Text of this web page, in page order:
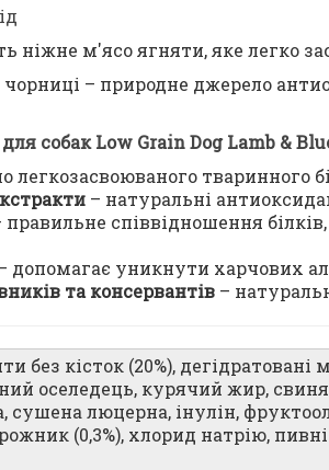
ніжне м'ясо ягняти, яке легко
– природне джерело
собак Low Grain Dog Lamb &
легкозасвоюваного тваринного
– натуральні
правильне співвідношення
допомагає уникнути харчових
та консервантів –
без кісток (20%), дегідратовані
оселедець, курячий жир,
сушена люцерна, інулін,
(0,3%), хлорид натрію,